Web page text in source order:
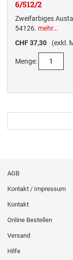
6/512/2
Zweifarbiges
54126. mehr…
CHF 37,30
(exkl.
Menge:
AGB
Kontakt / Impressum
Kontakt
Online Bestellen
Versand
Hilfe